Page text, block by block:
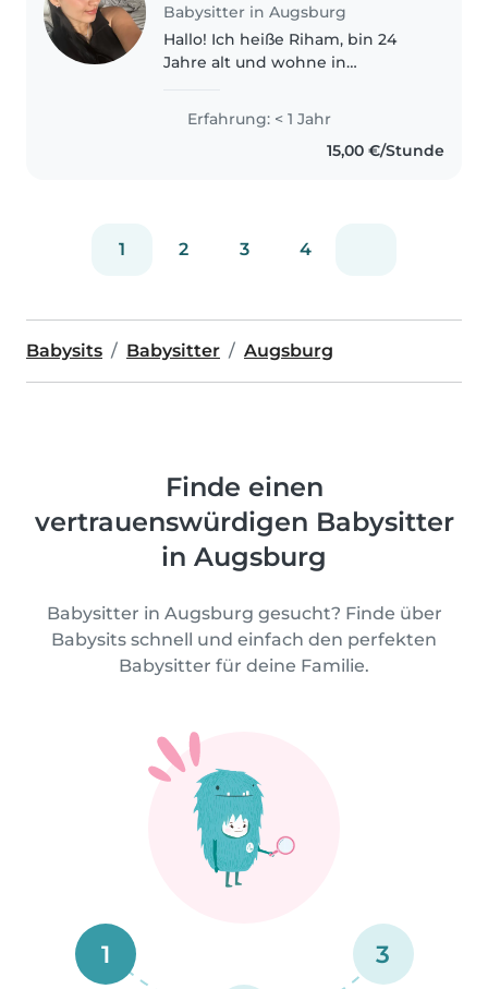
Babysitter in Augsburg
Hallo! Ich heiße Riham, bin 24
Jahre alt und wohne in
und lerne zurzeit Deutsch. Ich
spreche Italienisch, Englisch und
Arabisch. Ich bin eine
Erfahrung: < 1 Jahr
15,00 €/Stunde
1 2 3 4
Babysits Babysitter Augsburg
Finde einen
vertrauenswürdigen Babysitter
in Augsburg
Babysitter in Augsburg gesucht? Finde über
Babysits schnell und einfach den perfekten
Babysitter für deine Familie.
1 3